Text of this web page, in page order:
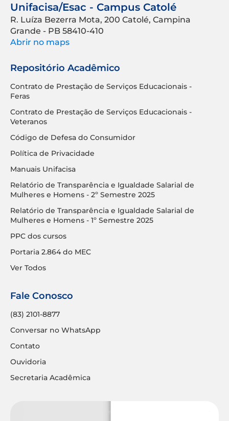
Unifacisa/Esac - Campus Catolé
R. Luíza Bezerra Mota, 200 Catolé, Campina
Grande - PB 58410-410
Abrir no maps
Repositório Acadêmico
Contrato de Prestação de Serviços Educacionais -
Feras
Contrato de Prestação de Serviços Educacionais -
Veteranos
Código de Defesa do Consumidor
Política de Privacidade
Manuais Unifacisa
Relatório de Transparência e Igualdade Salarial de
Mulheres e Homens - 2º Semestre 2025
Relatório de Transparência e Igualdade Salarial de
Mulheres e Homens - 1º Semestre 2025
PPC dos cursos
Portaria 2.864 do MEC
Ver Todos
Fale Conosco
(83) 2101-8877
Conversar no WhatsApp
Contato
Ouvidoria
Secretaria Acadêmica